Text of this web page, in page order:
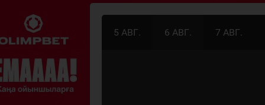
5 АВГ. 6 АВГ. 7 АВГ.